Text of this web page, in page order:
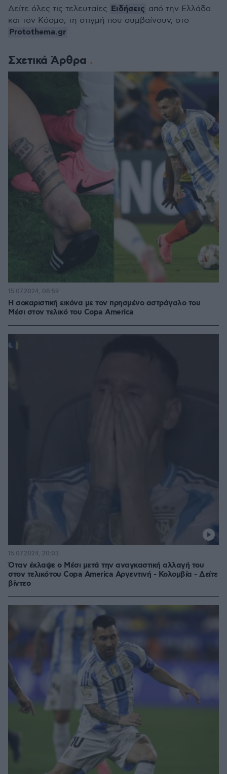
Σχετικά Άρθρα
Η σοκαριστική εικόνα με τον πρησμένο αστράγαλο του
Μέσι στον τελικό του Copa America
15.07.2024, 08:59
Όταν έκλαψε ο Μέσι μετά την αναγκαστική αλλαγή του
στον τελικό του Copa America Αργεντινή - Κολομβία - Δείτε
βίντεο
15.07.2024, 20:03
Δείτε όλες τις τελευταίες Ειδήσεις από την Ελλάδα
και τον Κόσμο, τη στιγμή που συμβαίνουν, στο
Protothema.gr